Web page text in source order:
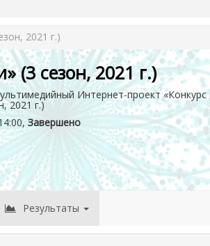
2021 г.)
(3 сезон, 2021 г.)
Интернет-проект
2021 г.)
Завершено
Результаты